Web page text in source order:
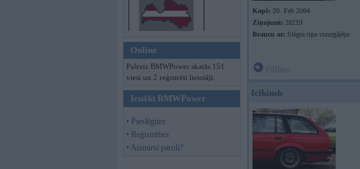
Online
Pašreiz BMWPower skatās 151
viesi un 2 reģistrēti lietotāji.
Ienākt BMWPower
• Pieslēgties
• Reģistrēties
• Aizmirsi paroli?
Kopš: 20. Feb 2004
Ziņojumi: 28219
Braucu ar: Slēgta tipa visurgājēju
Icikinsh